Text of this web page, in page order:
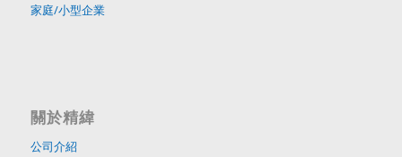
家庭/小型企業
關於精緯
公司介紹